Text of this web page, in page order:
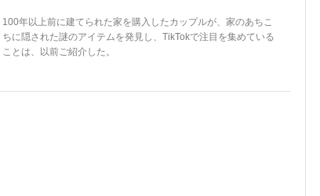
100年以上前に建てられた家を購入したカップルが、家のあちこ
ちに隠された謎のアイテムを発見し、TikTokで注目を集めている
ことは、以前ご紹介した。